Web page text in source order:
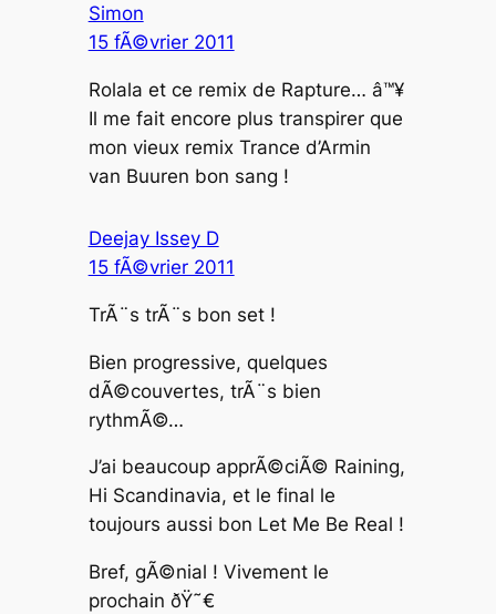
Simon
15 fÃ©vrier 2011
Rolala et ce remix de Rapture… â™¥
Il me fait encore plus transpirer que
mon vieux remix Trance d’Armin
van Buuren bon sang !
Deejay Issey D
15 fÃ©vrier 2011
TrÃ¨s trÃ¨s bon set !
Bien progressive, quelques
dÃ©couvertes, trÃ¨s bien
rythmÃ©…
J’ai beaucoup apprÃ©ciÃ© Raining,
Hi Scandinavia, et le final le
toujours aussi bon Let Me Be Real !
Bref, gÃ©nial ! Vivement le
prochain ðŸ˜€